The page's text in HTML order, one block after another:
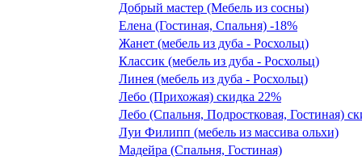
Добрый мастер (Мебель из сосны)
Елена (Гостиная, Спальня) -18%
Жанет (мебель из дуба - Росхольц)
Классик (мебель из дуба - Росхольц)
Линея (мебель из дуба - Росхольц)
Лебо (Прихожая) скидка 22%
Лебо (Спальня, Подростковая, Гостиная)
Луи Филипп (мебель из массива ольхи)
Мадейра (Спальня, Гостиная)